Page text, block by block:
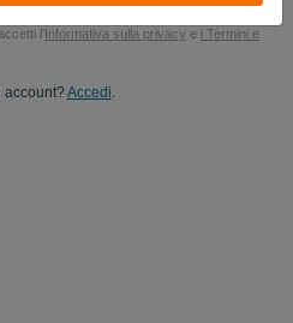
l'Informativa sulla privacy e i Termini e
account? Accedi.